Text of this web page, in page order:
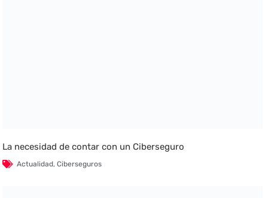
La necesidad de contar con un Ciberseguro
Actualidad,Ciberseguros